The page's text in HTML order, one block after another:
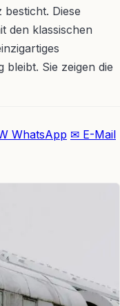
Diese
den klassischen
bleibt. Sie zeigen die
WhatsApp ✉ E-Mail